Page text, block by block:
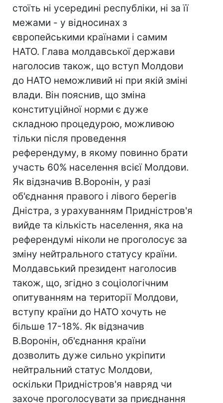
стоїть ні усередині республіки, ні за її
межами - у відносинах з
європейськими країнами і самим
НАТО. Глава молдавської держави
наголосив також, що вступ Молдови
до НАТО неможливий ні при якій зміні
влади. Він пояснив, що зміна
конституційної норми є дуже
складною процедурою, можливою
тільки після проведення
референдуму, в якому повинно брати
участь 60% населення всієї Молдови.
Як відзначив В.Воронін, у разі
об'єднання правого і лівого берегів
Дністра, з урахуванням Придністров'я
вийде та кількість населення, яка на
референдумі ніколи не проголосує за
зміну нейтрального статусу країни.
Молдавський президент наголосив
також, що, згідно з соціологічним
опитуванням на території Молдови,
вступу країни до НАТО хочуть не
більше 17-18%. Як відзначив
В.Воронін, об'єднання країни
дозволить дуже сильно укріпити
нейтральний статус Молдови,
оскільки Придністров'я навряд чи
захоче проголосувати за приєднання